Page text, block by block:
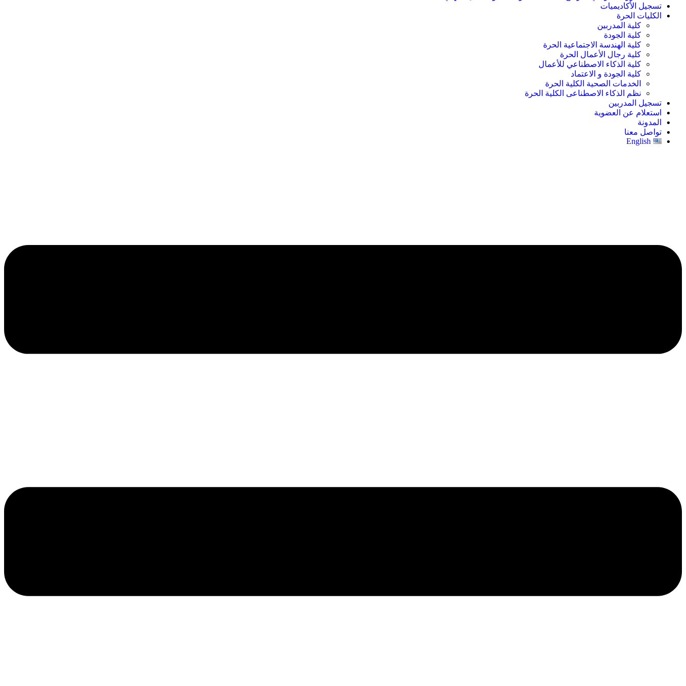
تسجيل الأكاديميات
الكليات الحرة
كلية المدربين
كلية الجودة
كلية الهندسة الاجتماعية الحرة
كلية رجال الأعمال الحرة
كلية الذكاء الاصطناعي للأعمال
كلية الجودة و الاعتماد
الخدمات الصحية الكلية الحرة
نظم الذكاء الاصطناعى الكلية الحرة
تسجيل المدربين
استعلام عن العضوية
المدونة
تواصل معنا
English